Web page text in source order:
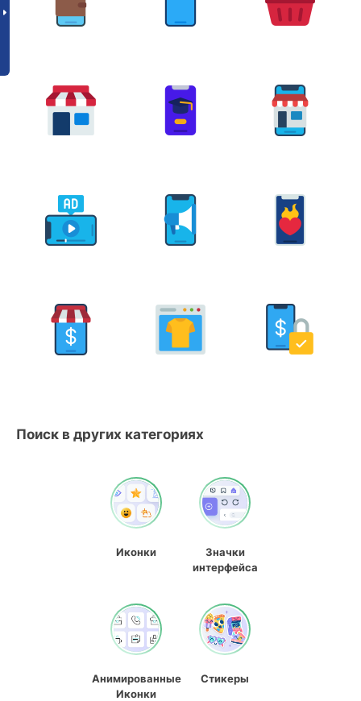
Поиск в других категориях
Иконки
Значки
интерфейса
Анимированные
Иконки
Стикеры